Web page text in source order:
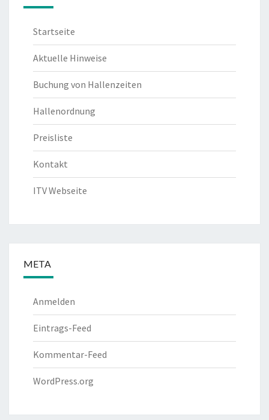
Startseite
Aktuelle Hinweise
Buchung von Hallenzeiten
Hallenordnung
Preisliste
Kontakt
ITV Webseite
META
Anmelden
Eintrags-Feed
Kommentar-Feed
WordPress.org